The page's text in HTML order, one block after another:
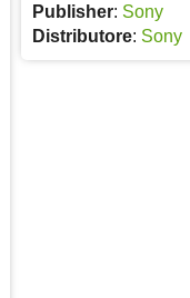
Publisher: Sony
Distributore: Sony